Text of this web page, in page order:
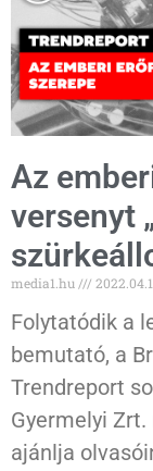
Az
versenyt
media1.hu
Folytatódik a
bemutató, a
Trendreport
Gyermelyi
ajánlja